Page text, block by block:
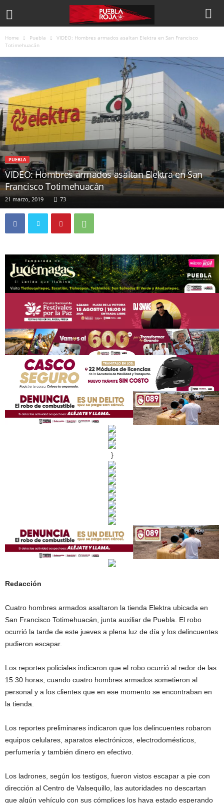
Home Puebla
VIDEO: Hombres armados asaltan Elektra en San Francisco
Totimehuacán
PUEBLA
VIDEO: Hombres armados asaltan Elektra en San
Francisco Totimehuacán
21 marzo, 2019 73
}
Redacción
Cuatro hombres armados asaltaron la tienda Elektra ubicada en
San Francisco Totimehuacán, junta auxiliar de Puebla. El robo
ocurrió la tarde de este jueves a plena luz de día y los delincuentes
pudieron escapar.
Los reportes policiales indicaron que el robo ocurrió al redor de las
15:30 horas, cuando cuatro hombres armados sometieron al
personal y a los clientes que en ese momento se encontraban en
la tienda.
Los reportes preliminares indicaron que los delincuentes robaron
equipos celulares, aparatos electrónicos, electrodomésticos,
perfumería y también dinero en efectivo.
Los ladrones, según los testigos, fueron vistos escapar a pie con
dirección al Centro de Valsequillo, las autoridades no descartan
que algún vehículo con sus cómplices los haya estado esperando